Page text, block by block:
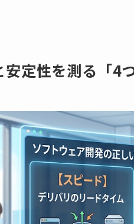
安定性を測る「4